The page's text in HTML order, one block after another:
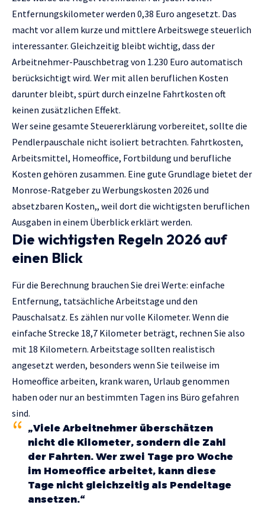
Entfernungskilometer werden 0,38 Euro angesetzt. Das
macht vor allem kurze und mittlere Arbeitswege steuerlich
interessanter. Gleichzeitig bleibt wichtig, dass der
Arbeitnehmer-Pauschbetrag von 1.230 Euro automatisch
berücksichtigt wird. Wer mit allen beruflichen Kosten
darunter bleibt, spürt durch einzelne Fahrtkosten oft
keinen zusätzlichen Effekt.
Wer seine gesamte Steuererklärung vorbereitet, sollte die
Pendlerpauschale nicht isoliert betrachten. Fahrtkosten,
Arbeitsmittel, Homeoffice, Fortbildung und berufliche
Kosten gehören zusammen. Eine gute Grundlage bietet der
Monrose-Ratgeber zu Werbungskosten 2026 und
absetzbaren Kosten,, weil dort die wichtigsten beruflichen
Ausgaben in einem Überblick erklärt werden.
Die wichtigsten Regeln 2026 auf
einen Blick
Für die Berechnung brauchen Sie drei Werte: einfache
Entfernung, tatsächliche Arbeitstage und den
Pauschalsatz. Es zählen nur volle Kilometer. Wenn die
einfache Strecke 18,7 Kilometer beträgt, rechnen Sie also
mit 18 Kilometern. Arbeitstage sollten realistisch
angesetzt werden, besonders wenn Sie teilweise im
Homeoffice arbeiten, krank waren, Urlaub genommen
haben oder nur an bestimmten Tagen ins Büro gefahren
sind.
„Viele Arbeitnehmer überschätzen
nicht die Kilometer, sondern die Zahl
der Fahrten. Wer zwei Tage pro Woche
im Homeoffice arbeitet, kann diese
Tage nicht gleichzeitig als Pendeltage
ansetzen.“